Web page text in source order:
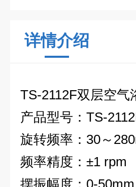
详情介绍
TS-2112F双层空气
产品型号 ： TS-
旋转频率 ： 30～
频率精度 ： ±1 rpm
摆振幅度 ： 0-50mm